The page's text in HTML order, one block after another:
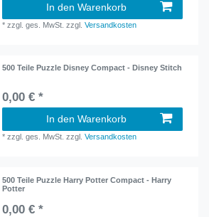
In den Warenkorb
*zzgl. ges. MwSt. zzgl.Versandkosten
500 Teile Puzzle Disney Compact - Disney Stitch
0,00 € *
In den Warenkorb
*zzgl. ges. MwSt. zzgl.Versandkosten
500 Teile Puzzle Harry Potter Compact - Harry
Potter
0,00 € *